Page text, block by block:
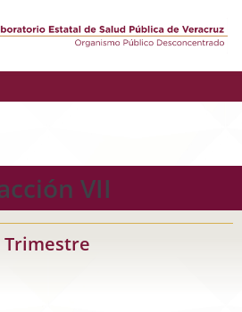
VII
Trimestre